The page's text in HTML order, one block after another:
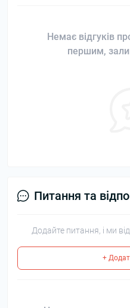
Немає відгуків
першим,
Питання та
Додайте питання, і ми
+